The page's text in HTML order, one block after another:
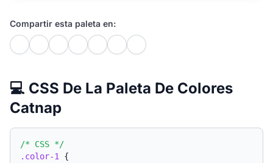
Compartir esta paleta en:
💻 CSS De La Paleta De Colores
Catnap
/* CSS */
.color-1
{